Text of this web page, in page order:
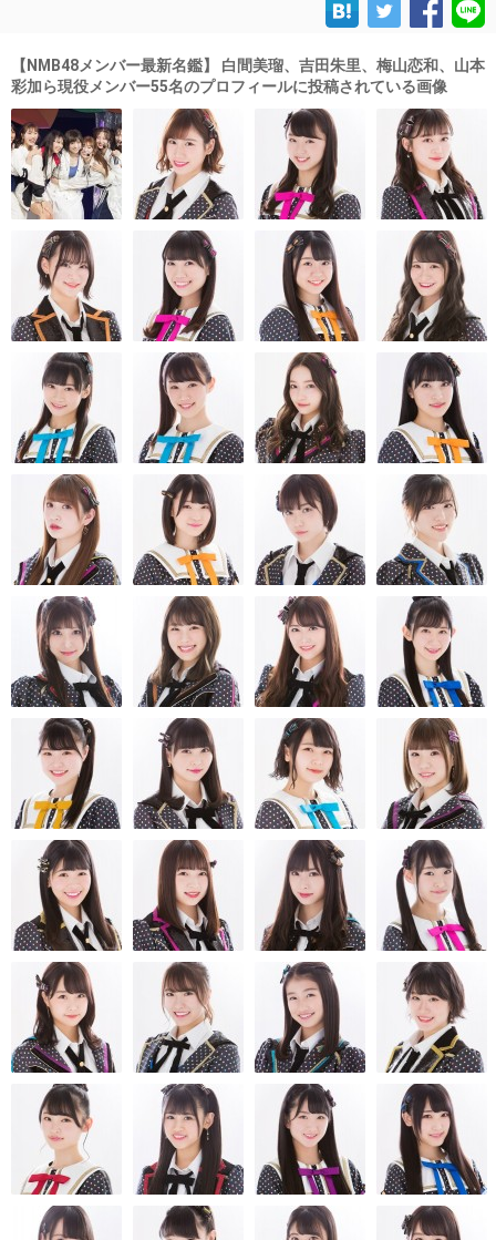
【NMB48メンバー最新名鑑】 白間美瑠、吉田朱里、梅山恋和、山本
彩加ら現役メンバー55名のプロフィールに投稿されている画像